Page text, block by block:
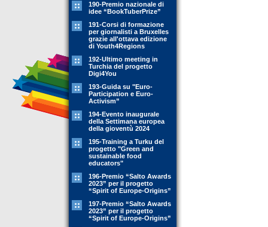
190-Premio nazionale di
idee “BookTuberPrize”
191-Corsi di formazione
per giornalisti a Bruxelles
grazie all'ottava edizione
di Youth4Regions
192-Ultimo meeting in
Turchia del progetto
Digi4You
193-Guida su "Euro-
Participation e Euro-
Activism”
194-Evento inaugurale
della Settimana europea
della gioventù 2024
195-Training a Turku del
progetto "Green and
sustainable food
educators"
196-Premio “Salto Awards
2023” per il progetto
“Spirit of Europe-Origins”
197-Premio “Salto Awards
2023” per il progetto
“Spirit of Europe-Origins”